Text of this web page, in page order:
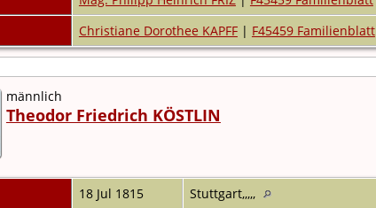
Christiane Dorothee KAPFF| F45459 Familienblatt
männlich
Theodor Friedrich KÖSTLIN
18 Jul 1815
Stuttgart,,,,,